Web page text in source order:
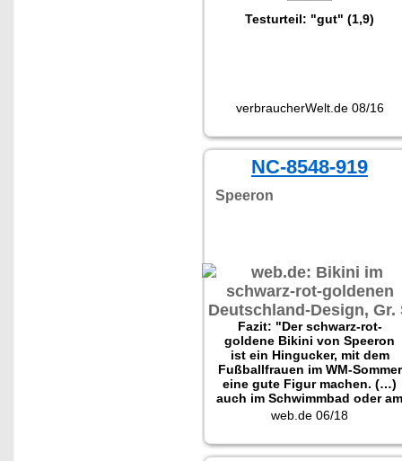
Testurteil: "gut" (1,9)
verbraucherWelt.de 08/16
NC-8548-919
Speeron
Fazit: "Der schwarz-rot-
goldene Bikini von Speeron
ist ein Hingucker, mit dem
Fußballfrauen im WM-Sommer
eine gute Figur machen. (…)
auch im Schwimmbad oder am
See ein Highlight der Saison."
web.de 06/18